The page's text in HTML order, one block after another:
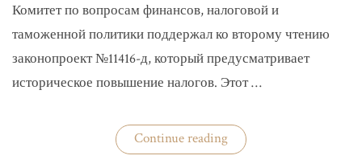
Комитет по вопросам финансов, налоговой и
таможенной политики поддержал ко второму чтению
законопроект №11416-д, который предусматривает
историческое повышение налогов. Этот …
Continue reading«Комитет
ВР